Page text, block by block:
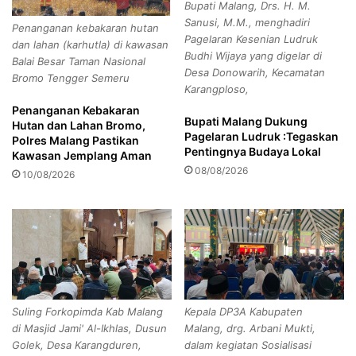
Bendungan Lahor
Ratusan Massa Datangi DPRD Kabupaten
Malang.
e
k
w
o
n
o
B
e
r
l
g
P
a
t
r
i
b
u
p
a
t
n
A
g
a
m
a
e
l
u
m
S
Penanganan kebakaran hutan
dan lahan (karhutla) di kawasan
Balai Besar Taman Nasional
Bromo Tengger Semeru
Penanganan Kebakaran
Hutan dan Lahan Bromo,
Polres Malang Pastikan
Kawasan Jemplang Aman
10/08/2026
Bupati Malang, Drs. H. M.
Sanusi, M.M., menghadiri
Pagelaran Kesenian Ludruk
Budhi Wijaya yang digelar di
Desa Donowarih, Kecamatan
Karangploso,
Bupati Malang Dukung
Pagelaran Ludruk :Tegaskan
Pentingnya Budaya Lokal
08/08/2026
Suling Forkopimda Kab Malang
di Masjid Jami' Al-Ikhlas, Dusun
Golek, Desa Karangduren,
Kepala DP3A Kabupaten
Malang, drg. Arbani Mukti,
dalam kegiatan Sosialisasi